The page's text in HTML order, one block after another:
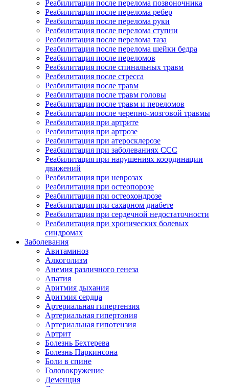
Реабилитация после перелома позвоночника
Реабилитация после перелома ребер
Реабилитация после перелома руки
Реабилитация после перелома ступни
Реабилитация после перелома таза
Реабилитация после перелома шейки бедра
Реабилитация после переломов
Реабилитация после спинальных травм
Реабилитация после стресса
Реабилитация после травм
Реабилитация после травм головы
Реабилитация после травм и переломов
Реабилитация после черепно-мозговой травмы
Реабилитация при артрите
Реабилитация при артрозе
Реабилитация при атеросклерозе
Реабилитация при заболеваниях ССС
Реабилитация при нарушениях координации
движений
Реабилитация при неврозах
Реабилитация при остеопорозе
Реабилитация при остеохондрозе
Реабилитация при сахарном диабете
Реабилитация при сердечной недостаточности
Реабилитация при хронических болевых
синдромах
Заболевания
Авитаминоз
Алкоголизм
Анемия различного генеза
Апатия
Аритмия дыхания
Аритмия сердца
Артериальная гипертензия
Артериальная гипертония
Артериальная гипотензия
Артрит
Болезнь Бехтерева
Болезнь Паркинсона
Боли в спине
Головокружение
Деменция